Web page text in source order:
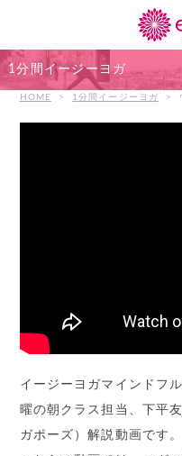
1分間イージーヨガ
HOME > 1分間イージーヨガ >
イージーヨガマインドフ
曜の朝クラス担当、下平
ガポーズ）解説動画です。